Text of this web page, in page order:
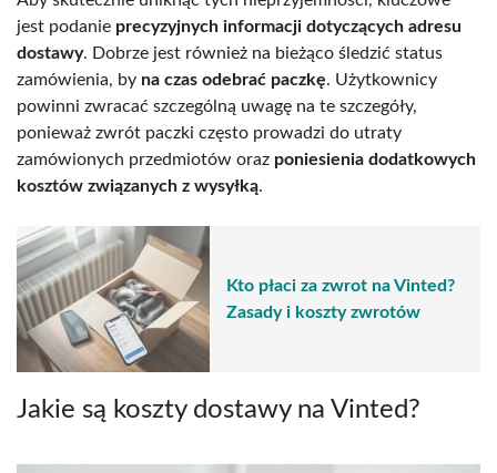
jest podanie precyzyjnych informacji dotyczących adresu
dostawy. Dobrze jest również na bieżąco śledzić status
zamówienia, by na czas odebrać paczkę. Użytkownicy
powinni zwracać szczególną uwagę na te szczegóły,
ponieważ zwrót paczki często prowadzi do utraty
zamówionych przedmiotów oraz poniesienia dodatkowych
kosztów związanych z wysyłką.
Kto płaci za zwrot na Vinted?
Zasady i koszty zwrotów
Jakie są koszty dostawy na Vinted?